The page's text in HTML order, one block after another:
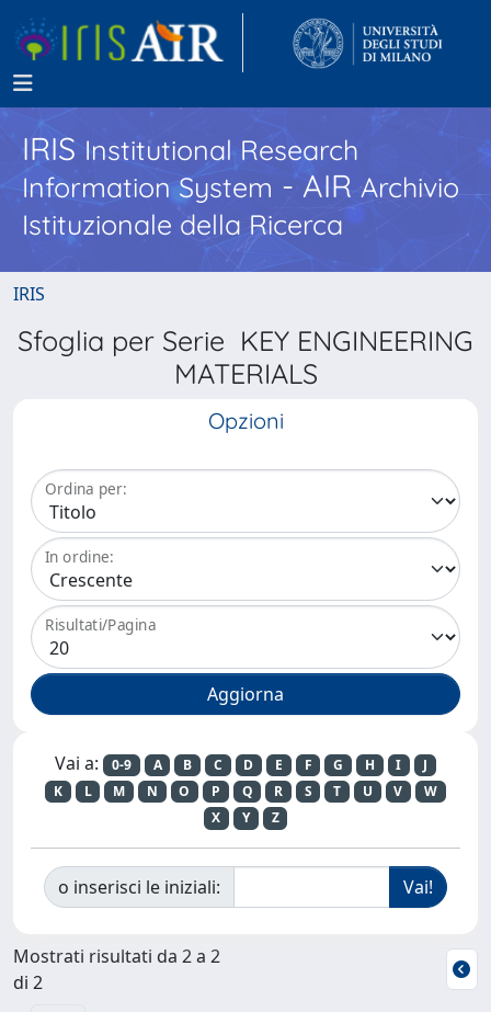
IRISInstitutional Research
Information System - AIR Archivio
Istituzionale della Ricerca
IRIS
Sfoglia per Serie KEY ENGINEERING
MATERIALS
Opzioni
Ordina per:
In ordine:
Risultati/Pagina
Vai a: 0-9 A B C D E F G H I
J
K
L M N O P Q R S T U V
W
X
Y Z
o inserisci le iniziali:
Mostrati risultati da 2 a 2
di 2